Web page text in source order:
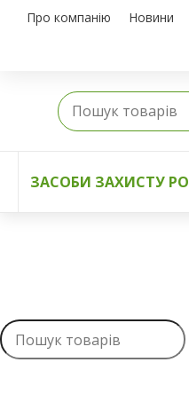
Про компанію Новини
ЗАСОБИ ЗАХИСТУ